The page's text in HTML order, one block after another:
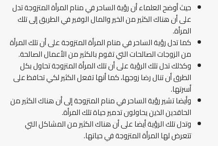
حيث أوضح العلماء أن رؤية الساحر في منام المرأة المتزوجة تدل
على أن هناك الكثير من الخير والمال الوفير في الطريق إلى تلك
المرأة.
كما تدل رؤية الساحر في منام المرأة المتزوجة على أن تلك المرأة
من الزوجات الصالحات التي تقوم بالكثير من الأعمال الصالحة.
وكذلك تدل تلك الرؤية على أن تلك المرأة المتزوجة تحاول بكل
الطرق أن تنال رضا زوجها، كما أنها تفعل الكثير لكي تحافظ على
أسرتها.
وأيضا تشير رؤية الساحر في منام المتزوجة إلى أن هناك الكثير من
الحاقدين الذين يحاولون تدمير حياة تلك المرأة.
وتدل تلك الرؤية أيضا على أن هناك الكثير من المشاكل التي
تتعرض لها المرأة المتزوجة في حياتها.